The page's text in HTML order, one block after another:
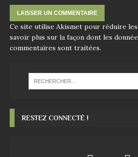
Ce site utilise Akismet pour réduire les
savoir plus sur la façon dont les
commentaires sont traitées.
RESTEZ CONNECTÉ !